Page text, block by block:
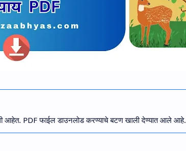
आहेत. PDF फाईल डाउनलोड करण्याचे बटण खाली देण्यात आले आहे.